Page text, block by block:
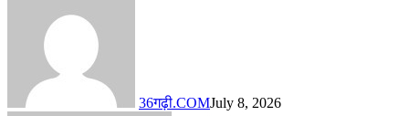
36गढ़ी.COMJuly 8, 2026